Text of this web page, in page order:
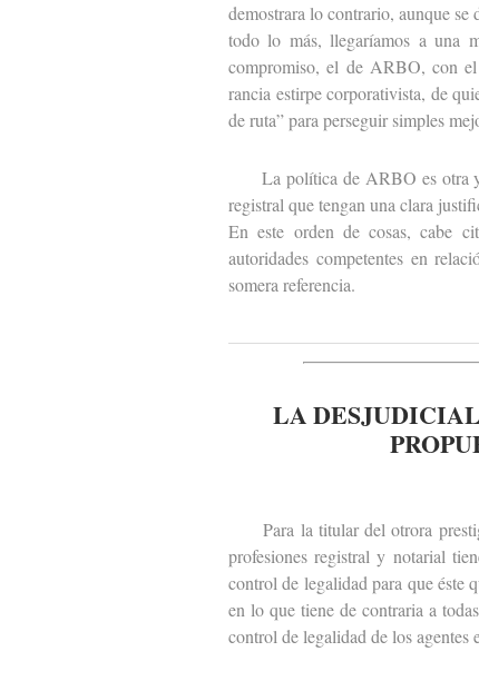
demostrara lo contrario, aunque
todo lo más, llegaríamos a una
compromiso, el de ARBO, con
rancia estirpe corporativista, de
de ruta” para perseguir simples
La política de ARBO es otra y
registral que tengan una clara
En este orden de cosas, cabe
autoridades competentes en
somera referencia.
LA
Para la titular del otrora
profesiones registral y notarial
control de legalidad para que éste
en lo que tiene de contraria a
control de legalidad de los agentes